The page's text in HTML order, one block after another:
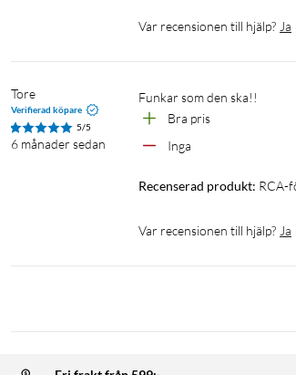
Var recensionen till hjälp? Ja
Tore
Verifierad köpare
5/5
6 månader sedan
Funkar som den ska!!
Bra pris
Inga
Recenserad produkt: RCA-
Var recensionen till hjälp? Ja